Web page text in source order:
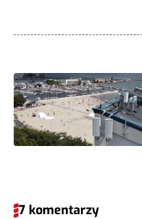
7 komentarzy